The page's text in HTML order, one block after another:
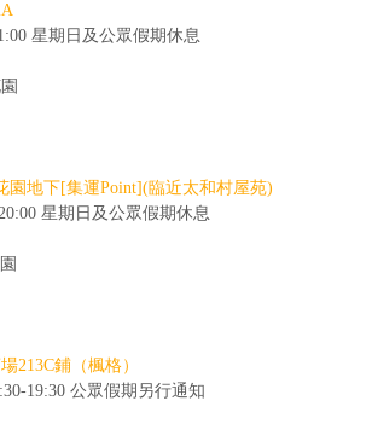
星期日及公眾假期休息
園地下[集運Point](臨近太和村屋苑)
星期日及公眾假期休息
213C鋪（楓格）
19:30 公眾假期另行通知